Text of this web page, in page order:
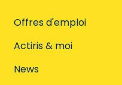
Offres d'emploi
Actiris & moi
News